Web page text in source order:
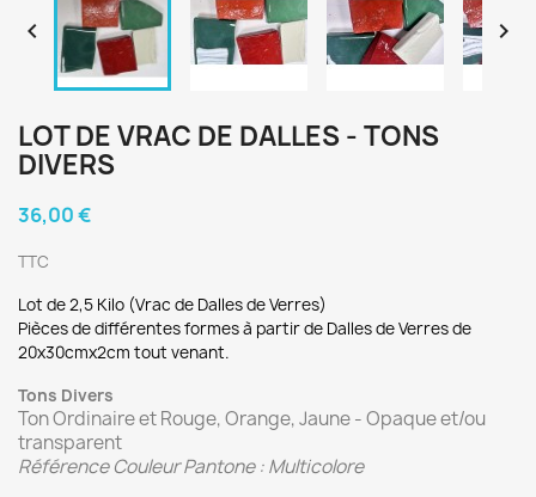
 
LOT DE VRAC DE DALLES - TONS
DIVERS
36,00 €
TTC
Lot de 2,5 Kilo (Vrac de Dalles de Verres)
Pièces de différentes formes à partir de Dalles de Verres de
20x30cmx2cm tout venant.
Tons Divers
Ton Ordinaire et Rouge, Orange, Jaune - Opaque et/ou
transparent
Référence Couleur Pantone :Multicolore